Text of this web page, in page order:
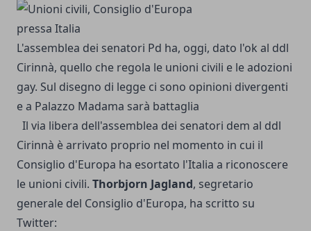
L'assemblea dei senatori Pd ha, oggi, dato l'ok al ddl
Cirinnà, quello che regola le unioni civili e le adozioni
gay. Sul disegno di legge ci sono opinioni divergenti
e a Palazzo Madama sarà battaglia
Il via libera dell'assemblea dei senatori dem al ddl
Cirinnà è arrivato proprio nel momento in cui il
Consiglio d'Europa ha esortato l'Italia a riconoscere
le unioni civili. Thorbjorn Jagland, segretario
generale del Consiglio d'Europa, ha scritto su
Twitter: